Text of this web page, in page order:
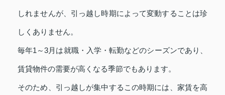
しれませんが、引っ越し時期によって変動することは珍
しくありません。
毎年1～3月は就職・入学・転勤などのシーズンであり、
賃貸物件の需要が高くなる季節でもあります。
そのため、引っ越しが集中するこの時期には、家賃を高